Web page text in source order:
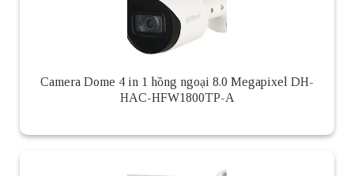
Camera Dome 4 in 1 hồng ngoại 8.0 Megapixel DH-
HAC-HFW1800TP-A